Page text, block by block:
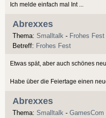
Ich melde einfach mal Int ...
Abrexxes
Thema: Smalltalk - Frohes Fest
Betreff: Frohes Fest
Etwas spät, aber auch schönes
Habe über die Feiertage einen
Abrexxes
Thema: Smalltalk - GamesCom